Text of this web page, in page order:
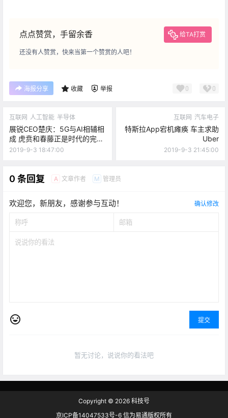
点点赞赏，手留余香 给TA打赏
还没有人赞赏，快来当第一个赞赏的人吧！
海报分享 收藏 举报 0 0
互联网 人工智能 半导体
展锐CEO楚庆：5G与AI相辅相
成 虎贲和春藤正是时代的完美
组合
2019-9-3 18:47:00
互联网 汽车电子
特斯拉App宕机瘫痪 车主求助
Uber
2019-9-3 21:45:00
0 条回复 A 文章作者 M 管理员
欢迎您，新朋友，感谢参与互动！ 确认修改
提交
暂无讨论，说说你的看法吧
Copyright © 2026 科技号
京ICP备14047533号-6 信为易通版权所有